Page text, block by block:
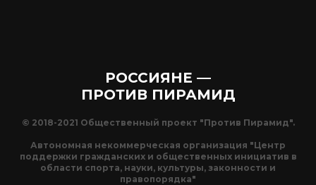
РОССИЯНЕ —
ПРОТИВ ПИРАМИД
© 2018-2021 Общественный проект "Против Пирамид".
Автономная некоммерческая организация "Центр
поддержки гражданских и общественных инициатив в
области спорта, науки, культуры, законности и
правопорядка"